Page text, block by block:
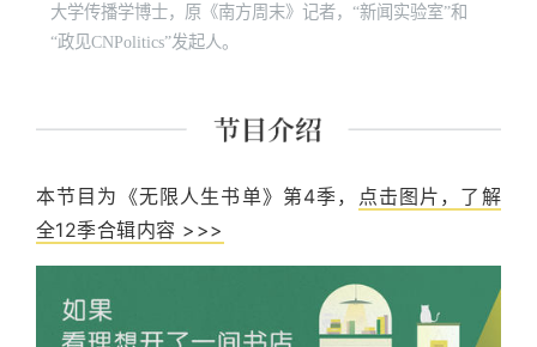
大学传播学博士，原《南方周末》记者，“新闻实验室”和
“政见CNPolitics”发起人。
本节目为《无限人生书单》第4季，
点击图片，了解
全12季合辑内容 >>>